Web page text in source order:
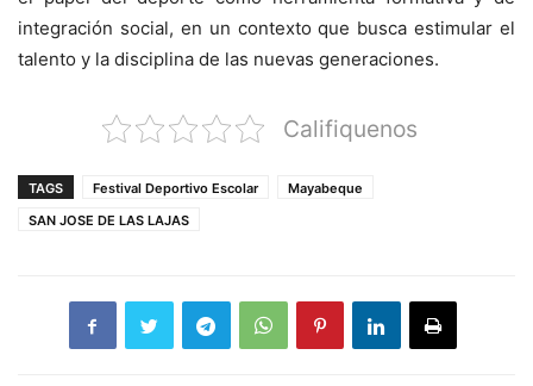
integración social, en un contexto que busca estimular el
talento y la disciplina de las nuevas generaciones.
Califiquenos
TAGS Festival Deportivo Escolar
Mayabeque
SAN JOSE DE LAS LAJAS